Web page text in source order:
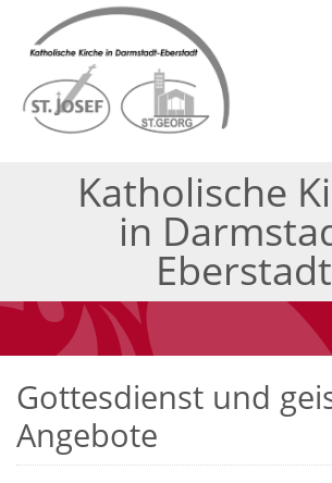
Katholische
in
Eberstadt
Gottesdienst und
Angebote